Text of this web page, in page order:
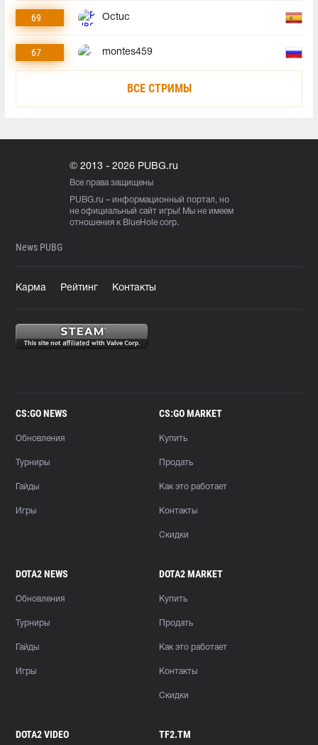
69 Octuc
67 montes459
ВСЕ СТРИМЫ
© 2013 - 2026 PUBG.ru
Все права защищены
PUBG.ru – информационный портал, но
не официальный сайт игры! Мы не имеем
отношения к BlueHole corp.
News PUBG
Карма Рейтинг Контакты
CS:GO NEWS
Обновления
Турниры
Гайды
Игры
CS:GO MARKET
Купить
Продать
Как это работает
Контакты
Скидки
DOTA2 NEWS
Обновления
Турниры
Гайды
Игры
DOTA2 MARKET
Купить
Продать
Как это работает
Контакты
Скидки
DOTA2 VIDEO TF2.TM